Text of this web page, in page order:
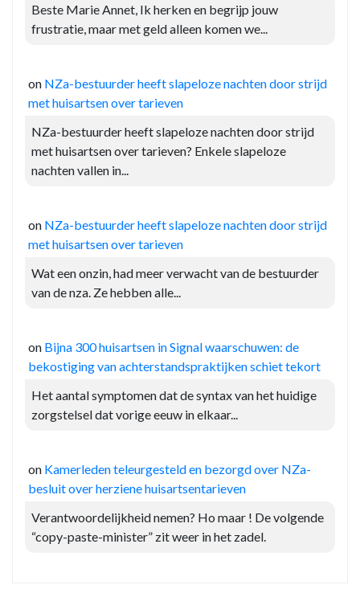
Beste Marie Annet, Ik herken en begrijp jouw
frustratie, maar met geld alleen komen we...
on NZa-bestuurder heeft slapeloze nachten door strijd
met huisartsen over tarieven
NZa-bestuurder heeft slapeloze nachten door strijd
met huisartsen over tarieven? Enkele slapeloze
nachten vallen in...
on NZa-bestuurder heeft slapeloze nachten door strijd
met huisartsen over tarieven
Wat een onzin, had meer verwacht van de bestuurder
van de nza. Ze hebben alle...
on Bijna 300 huisartsen in Signal waarschuwen: de
bekostiging van achterstandspraktijken schiet tekort
Het aantal symptomen dat de syntax van het huidige
zorgstelsel dat vorige eeuw in elkaar...
on Kamerleden teleurgesteld en bezorgd over NZa-
besluit over herziene huisartsentarieven
Verantwoordelijkheid nemen? Ho maar ! De volgende
“copy-paste-minister” zit weer in het zadel.